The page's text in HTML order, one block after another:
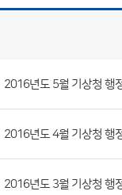
국
실
별
사
정
보
게
목
록
분
2016년도 5월 기상청 행
2016년도 4월 기상청 행
2016년도 3월 기상청 행